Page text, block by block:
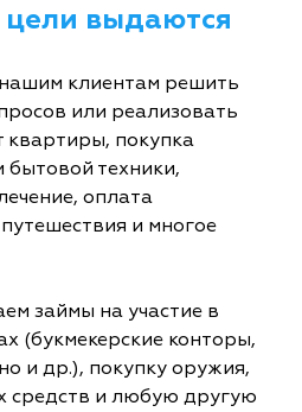
выдаются
клиентам решить
или реализовать
квартиры, покупка
бытовой техники,
оплата
и многое
займы на участие в
(букмекерские конторы,
и др.), покупку оружия,
средств и любую другую